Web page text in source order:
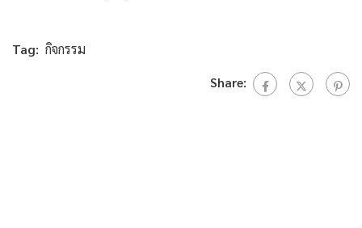
Tag: กิจกรรม
Share: